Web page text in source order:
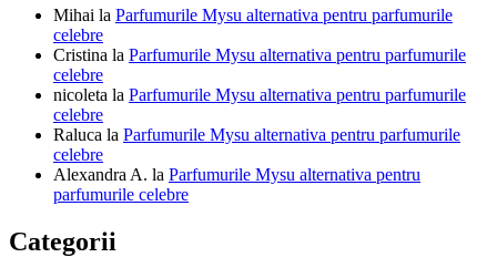
Mihai la Parfumurile Mysu alternativa pentru parfumurile
celebre
Cristina la Parfumurile Mysu alternativa pentru parfumurile
celebre
nicoleta la Parfumurile Mysu alternativa pentru parfumurile
celebre
Raluca la Parfumurile Mysu alternativa pentru parfumurile
celebre
Alexandra A. la Parfumurile Mysu alternativa pentru
parfumurile celebre
Categorii